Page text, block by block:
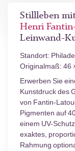
Stillleben
Henri
Leinwand-
Standort:
Originalmaß: 46
Erwerben Sie
Kunstdruck des
von Fantin-
Pigmenten auf
einem UV-
exaktes,
Rahmung